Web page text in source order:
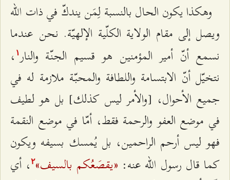
وهكذا يكون الحال بالنسبة لِمَن يندكّ في ذات الله
ويصل إلى مقام الولاية الكلّية الإلهيّة. نحن عندما
نسمع أنّ أمير المؤمنين هو قسيم الجنّة والنار۱ ،
نتخيّل أنّ الابتسامة واللطافة والمحبّة ملازمة له في
جميع الأحوال، [والأمر ليس كذلك] بل هو لطيف
في موضع العفو والرحمة فقط، أمّا في موضع النقمة
فهو ليس أرحم الراحمين، بل يُمسك بسيفه ويكون
كما قال رسول الله عنه: «يقصَعُكم بالسيف»٢، أي